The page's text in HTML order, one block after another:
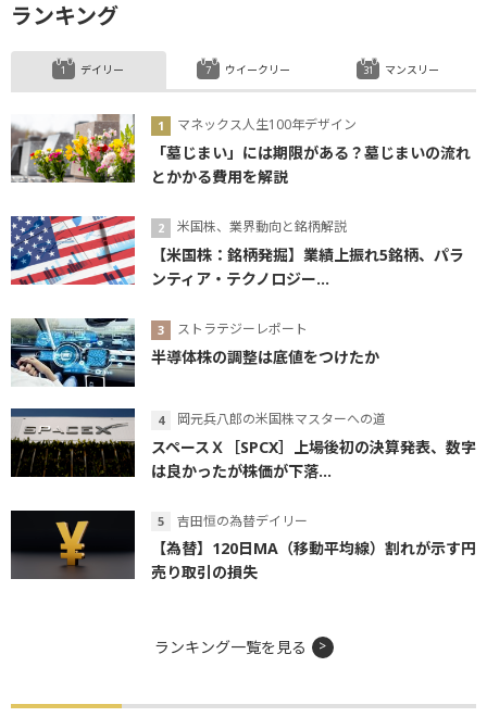
ランキング
デイリー
マネックス人生100年デザイン
「墓じまい」には期限がある？墓じまいの流れ
とかかる費用を解説
米国株、業界動向と銘柄解説
【米国株：銘柄発掘】業績上振れ5銘柄、パラ
ンティア・テクノロジー...
ストラテジーレポート
半導体株の調整は底値をつけたか
岡元兵八郎の米国株マスターへの道
スペースＸ［SPCX］上場後初の決算発表、数字
は良かったが株価が下落...
吉田恒の為替デイリー
【為替】120日MA（移動平均線）割れが示す円
売り取引の損失
ウイークリー マンスリー
ランキング一覧を見る